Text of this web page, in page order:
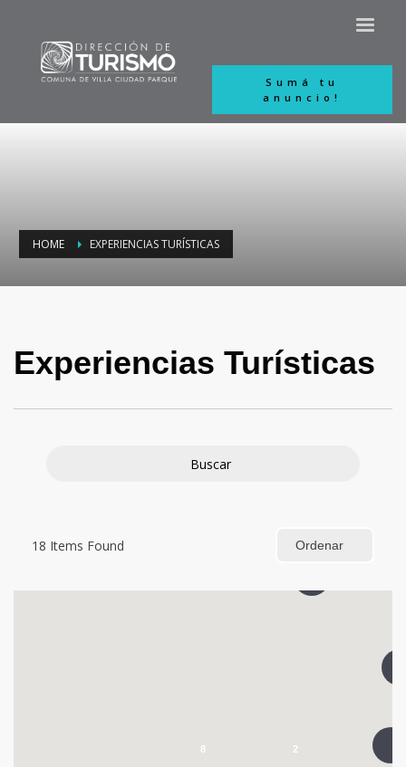
Sumá tu
anuncio!
HOME EXPERIENCIAS TURÍSTICAS
Experiencias Turísticas
Buscar
18 Items Found Ordenar
8 2